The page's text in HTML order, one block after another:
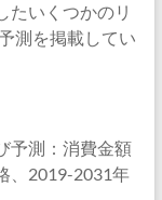
たいくつかのリ
測を掲載してい
予測：消費金額
、2019-2031年